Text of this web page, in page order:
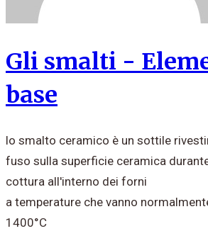
Gli smalti -
base
lo smalto ceramico è un sottile
fuso sulla superficie ceramica
cottura all'interno dei forni
a temperature che vanno
1400°C